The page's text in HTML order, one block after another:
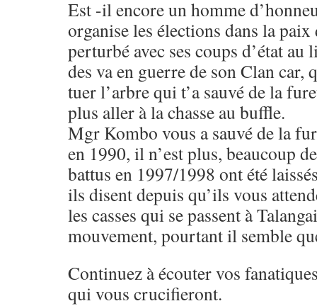
Est -il encore un homme
organise les élections dans la
perturbé avec ses coups d’état au
des va en guerre de son Clan car,
tuer l’arbre qui t’a sauvé de la
plus aller à la chasse au buffle.
Mgr Kombo vous a sauvé de la
en 1990, il n’est plus, beaucoup
battus en 1997/1998 ont été
ils disent depuis qu’ils vous
les casses qui se passent à
mouvement, pourtant il semble
Continuez à écouter vos
qui vous crucifieront.